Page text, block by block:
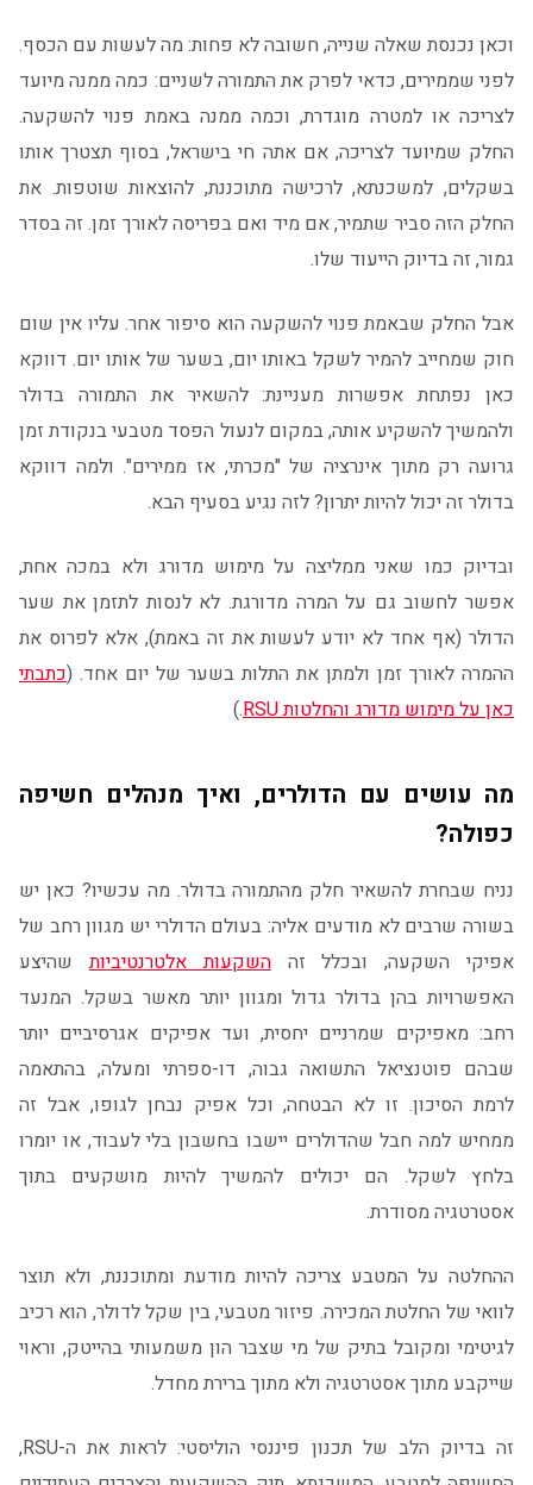
וכאן נכנסת שאלה שנייה, חשובה לא פחות: מה לעשות עם הכסף.
לפני שממירים, כדאי לפרק את התמורה לשניים: כמה ממנה מיועד
לצריכה או למטרה מוגדרת, וכמה ממנה באמת פנוי להשקעה.
החלק שמיועד לצריכה, אם אתה חי בישראל, בסוף תצטרך אותו
בשקלים, למשכנתא, לרכישה מתוכננת, להוצאות שוטפות. את
החלק הזה סביר שתמיר, אם מיד ואם בפריסה לאורך זמן. זה בסדר
גמור, זה בדיוק הייעוד שלו.
אבל החלק שבאמת פנוי להשקעה הוא סיפור אחר. עליו אין שום
חוק שמחייב להמיר לשקל באותו יום, בשער של אותו יום. דווקא
כאן נפתחת אפשרות מעניינת: להשאיר את התמורה בדולר
ולהמשיך להשקיע אותה, במקום לנעול הפסד מטבעי בנקודת זמן
גרועה רק מתוך אינרציה של "מכרתי, אז ממירים". ולמה דווקא
בדולר זה יכול להיות יתרון? לזה נגיע בסעיף הבא.
ובדיוק כמו שאני ממליצה על מימוש מדורג ולא במכה אחת,
אפשר לחשוב גם על המרה מדורגת. לא לנסות לתזמן את שער
הדולר (אף אחד לא יודע לעשות את זה באמת), אלא לפרוס את
ההמרה לאורך זמן ולמתן את התלות בשער של יום אחד. (כתבתי
כאן על מימוש מדורג והחלטות RSU
.)
מה עושים עם הדולרים, ואיך מנהלים חשיפה
כפולה?
נניח שבחרת להשאיר חלק מהתמורה בדולר. מה עכשיו? כאן יש
בשורה שרבים לא מודעים אליה: בעולם הדולרי יש מגוון רחב של
אפיקי השקעה, ובכלל זההשקעות אלטרנטיביותשהיצע
האפשרויות בהן בדולר גדול ומגוון יותר מאשר בשקל. המנעד
רחב: מאפיקים שמרניים יחסית, ועד אפיקים אגרסיביים יותר
שבהם פוטנציאל התשואה גבוה, דו-ספרתי ומעלה, בהתאמה
לרמת הסיכון. זו לא הבטחה, וכל אפיק נבחן לגופו, אבל זה
ממחיש למה חבל שהדולרים יישבו בחשבון בלי לעבוד, או יומרו
בלחץ לשקל. הם יכולים להמשיך להיות מושקעים בתוך
אסטרטגיה מסודרת.
ההחלטה על המטבע צריכה להיות מודעת ומתוכננת, ולא תוצר
לוואי של החלטת המכירה. פיזור מטבעי, בין שקל לדולר, הוא רכיב
לגיטימי ומקובל בתיק של מי שצבר הון משמעותי בהייטק, וראוי
שייקבע מתוך אסטרטגיה ולא מתוך ברירת מחדל.
זה בדיוק הלב של תכנון פיננסי הוליסטי: לראות את ה-RSU,